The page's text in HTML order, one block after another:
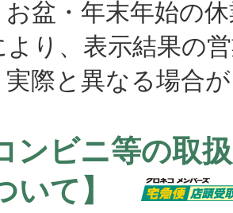
盆・年末年始の
より、表示結果の
と異なる場合が
ンビニ等の取
いて】